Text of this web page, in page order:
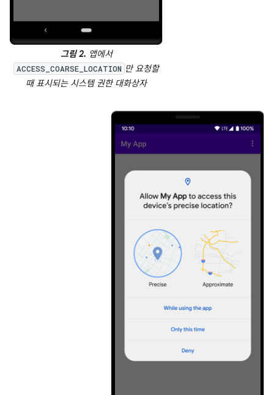
그림 2. 앱에서
ACCESS_COARSE_LOCATION 만 요청할
때 표시되는 시스템 권한 대화상자